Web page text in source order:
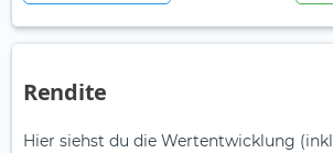
Rendite
Hier siehst du die Wertentwicklung